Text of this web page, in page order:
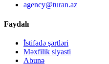
agency@turan.az
Faydalı
İstifadə şərtləri
Məxfilik siyasti
Abunə